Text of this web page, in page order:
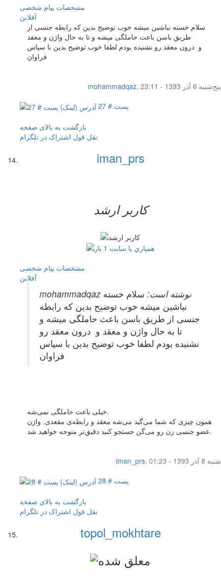
مشخصات پیام شخصی
آفلاين
سلام خسته نباشین میشه خوب توضیح بدین که رابطه جنسی از
طریق باسن باعث حاملگی میشه و تا به حال واژن و معقد
و درون معقد رو نشنیده بودم لطفا خوب توضیح بدین با سپاس
فراوان
mohammadqaz,
پنج‌شنبه 6 آذر 1393 - 23:11
پست # 27
بازگشت به بالای صفحه
نقل قول اشتراک در تلگرام
iman_prs
کاربر ارشد
مشخصات پیام شخصی
آفلاين
mohammadqaz نوشته است: سلام خسته
نباشین میشه خوب توضیح بدین که رابطه
جنسی از طریق باسن باعث حاملگی میشه و
تا به حال واژن و معقد و درون معقد رو
نشنیده بودم لطفا خوب توضیح بدین با سپاس
فراوان
خیلی باعث حاملگی نمی‌شه.
همون چیزی که شما می‌گید می‌شه معقد و رابطه‌ی مقعدی. واژن
عضو جنسی زن رو می‌گن جستجو کنید دقیق‌تر متوجه خواهید شد.
iman_prs,
شنبه 8 آذر 1393 - 01:23
پست # 28
بازگشت به بالای صفحه
نقل قول اشتراک در تلگرام
topol_mokhtare